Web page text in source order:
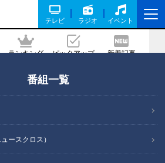
テレビ ラジオ イベント
ランキング ピックアップ 新着記事
番組一覧
ースクロス）
る和牛グルメに大満
市の一番おいしいものを